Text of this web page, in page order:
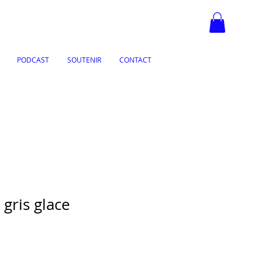
PODCAST SOUTENIR CONTACT
gris glace